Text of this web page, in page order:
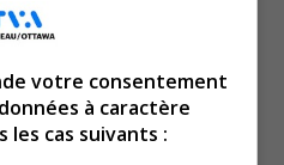
intérim du Canadien de
médias pour la première fois
votre consentement
à caractère
les cas suivants :